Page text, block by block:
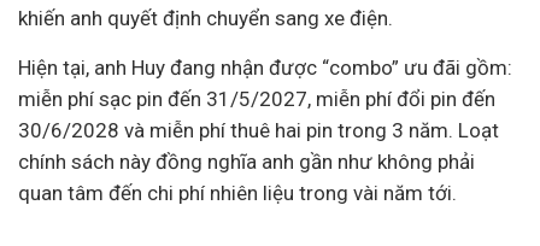
khiến anh quyết định chuyển sang xe điện.
Hiện tại, anh Huy đang nhận được “combo” ưu đãi gồm:
miễn phí sạc pin đến 31/5/2027, miễn phí đổi pin đến
30/6/2028 và miễn phí thuê hai pin trong 3 năm. Loạt
chính sách này đồng nghĩa anh gần như không phải
quan tâm đến chi phí nhiên liệu trong vài năm tới.